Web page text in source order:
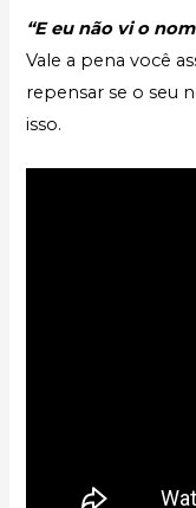
“E eu não vi o
Vale a pena você
repensar se o seu
isso.